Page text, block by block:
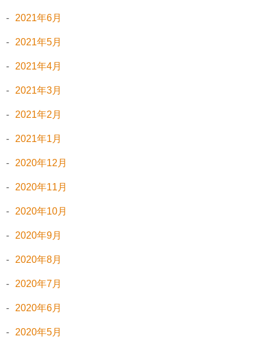
2021年6月
2021年5月
2021年4月
2021年3月
2021年2月
2021年1月
2020年12月
2020年11月
2020年10月
2020年9月
2020年8月
2020年7月
2020年6月
2020年5月